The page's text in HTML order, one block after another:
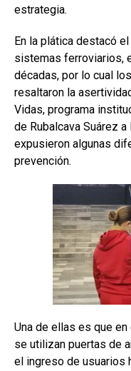
estrategia.
En la plática destacó
sistemas ferroviarios,
décadas, por lo cual
resaltaron la
Vidas, programa
de Rubalcava Suárez
expusieron algunas
prevención.
Una de ellas es que
se utilizan puertas de
el ingreso de usuarios